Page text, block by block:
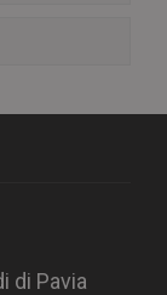
di Pavia